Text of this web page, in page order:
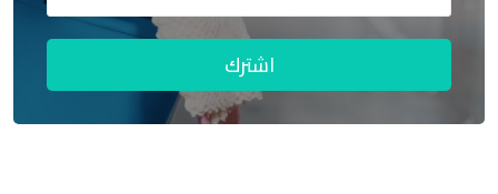
اشترك